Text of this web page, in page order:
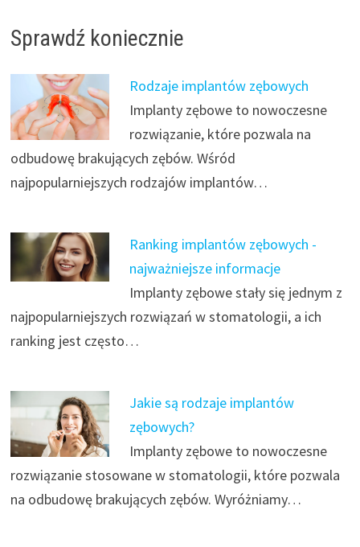
Sprawdź koniecznie
Rodzaje implantów zębowych
Implanty zębowe to nowoczesne
rozwiązanie, które pozwala na
odbudowę brakujących zębów. Wśród
najpopularniejszych rodzajów implantów…
Ranking implantów zębowych -
najważniejsze informacje
Implanty zębowe stały się jednym z
najpopularniejszych rozwiązań w stomatologii, a ich
ranking jest często…
Jakie są rodzaje implantów
zębowych?
Implanty zębowe to nowoczesne
rozwiązanie stosowane w stomatologii, które pozwala
na odbudowę brakujących zębów. Wyróżniamy…